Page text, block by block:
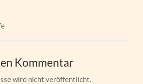
Kommentar
wird nicht veröffentlicht.